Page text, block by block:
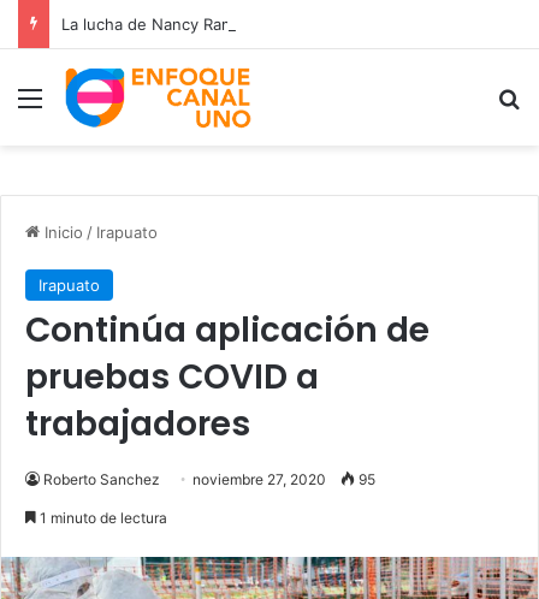
La lucha de Nancy Ramos por la salud de su hijo Miguelito
Menú
Inicio / Irapuato
Irapuato
Continúa aplicación de
pruebas COVID a
trabajadores
Roberto Sanchez noviembre 27, 2020 95
1 minuto de lectura